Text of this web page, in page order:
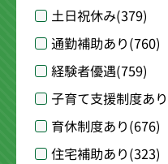
土日祝休み(379)
通勤補助あり(760)
経験者優遇(759)
子育て支援制度あり
育休制度あり(676)
住宅補助あり(323)